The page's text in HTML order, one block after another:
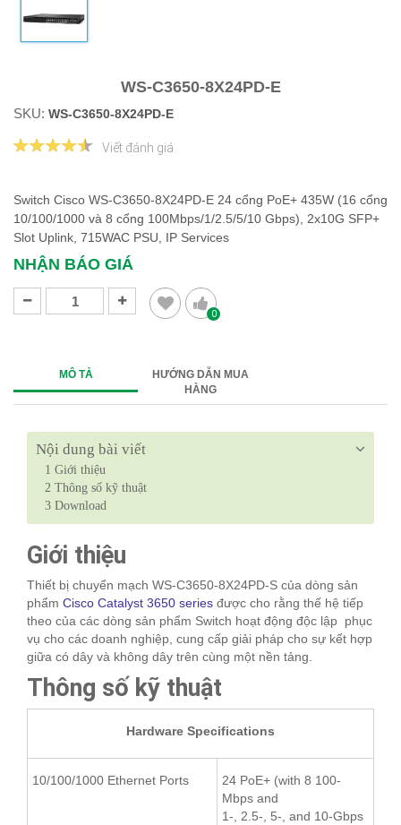
WS-C3650-8X24PD-E
SKU: WS-C3650-8X24PD-E
Viết đánh giá
Switch Cisco WS-C3650-8X24PD-E 24 cổng PoE+ 435W (16 cổng
10/100/1000 và 8 cổng 100Mbps/1/2.5/5/10 Gbps), 2x10G SFP+
Slot Uplink, 715WAC PSU, IP Services
NHẬN BÁO GIÁ
0
MÔ TẢ
HƯỚNG DẪN MUA
HÀNG
Nội dung bài viết
1 Giới thiệu
2 Thông số kỹ thuật
3 Download
Giới thiệu
Thiết bị chuyển mạch WS-C3650-8X24PD-S của dòng sản
phẩm Cisco Catalyst 3650 series được cho rằng thế hệ tiếp
theo của các dòng sản phẩm Switch hoạt động độc lập phục
vụ cho các doanh nghiệp, cung cấp giải pháp cho sự kết hợp
giữa có dây và không dây trên cùng một nền tảng.
Thông số kỹ thuật
Hardware Specifications
10/100/1000 Ethernet Ports
24 PoE+ (with 8 100-
Mbps and
1-, 2.5-, 5-, and 10-Gbps